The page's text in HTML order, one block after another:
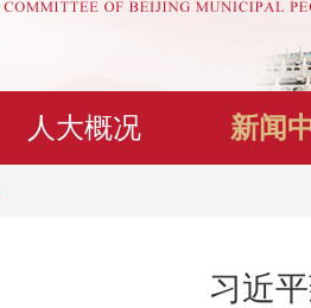
人大概况 新闻
习近